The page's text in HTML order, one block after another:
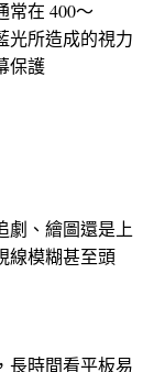
常在 400～
光所造成的視力
保護
劇、繪圖還是上
線模糊甚至頭
長時間看平板易